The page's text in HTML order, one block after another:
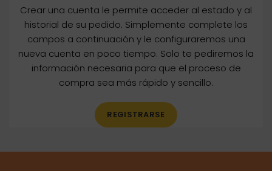
Crear una cuenta le permite acceder al estado y al
historial de su pedido. Simplemente complete los
campos a continuación y le configuraremos una
nueva cuenta en poco tiempo. Solo te pediremos la
información necesaria para que el proceso de
compra sea más rápido y sencillo.
REGISTRARSE